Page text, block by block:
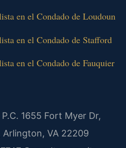
en el Condado de Loudoun
en el Condado de Stafford
en el Condado de Fauquier
1655 Fort Myer Dr,
Arlington, VA 22209